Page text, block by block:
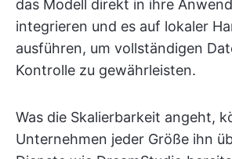
das Modell direkt in ihre
integrieren und es auf lokaler
ausführen, um vollständigen
Kontrolle zu gewährleisten.
Was die Skalierbarkeit angeht,
Unternehmen jeder Größe ihn